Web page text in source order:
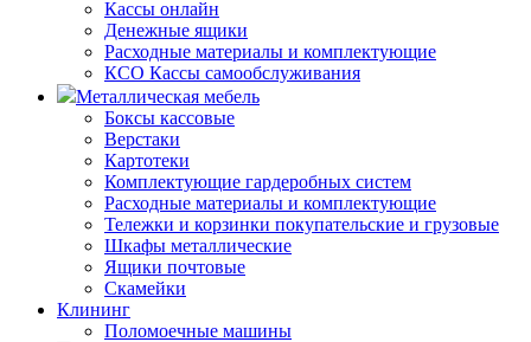
Кассы онлайн
Денежные ящики
Расходные материалы и комплектующие
КСО Кассы самообслуживания
Металлическая мебель
Боксы кассовые
Верстаки
Картотеки
Комплектующие гардеробных систем
Расходные материалы и комплектующие
Тележки и корзинки покупательские и грузовые
Шкафы металлические
Ящики почтовые
Скамейки
Клининг
Поломоечные машины